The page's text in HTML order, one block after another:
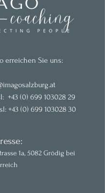
erreichen Sie uns:
+43 (0) 699 103028 29
+43 (0) 699 103028 30
1a, 5082 Grödig bei